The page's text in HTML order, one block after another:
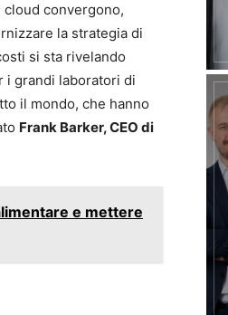
convergono,
la strategia di
si sta rivelando
i grandi laboratori di
il mondo, che hanno
Frank Barker, CEO di
e mettere